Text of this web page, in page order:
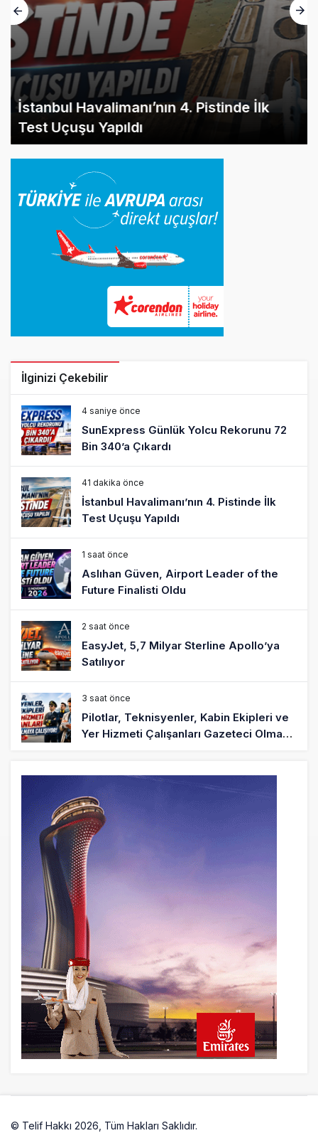
İstanbul Havalimanı’nın 4. Pistinde İlk
Test Uçuşu Yapıldı
İlginizi Çekebilir
4 saniye önce
SunExpress Günlük Yolcu Rekorunu 72
Bin 340’a Çıkardı
41 dakika önce
İstanbul Havalimanı’nın 4. Pistinde İlk
Test Uçuşu Yapıldı
1 saat önce
Aslıhan Güven, Airport Leader of the
Future Finalisti Oldu
2 saat önce
EasyJet, 5,7 Milyar Sterline Apollo’ya
Satılıyor
3 saat önce
Pilotlar, Teknisyenler, Kabin Ekipleri ve
Yer Hizmeti Çalışanları Gazeteci Olmaya
BookingAgora’dan Dubai’ye iki FAM Trip
8 saat önce
AJet Uçuşlarıyla Rus Turist İçin Yeni
Türkiye Rotası
9 saat önce
Airbus Temmuz bilançosunu açıkladı:
204 yeni sipariş
9 saat önce
İstanbul uçağına polis köpeklerle girdi: 3
yolcu indirildi
10 saat önce
© Telif Hakkı 2026, Tüm Hakları Saklıdır.